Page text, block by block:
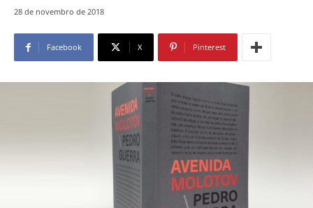
28 de novembro de 2018
Facebook X Pinterest